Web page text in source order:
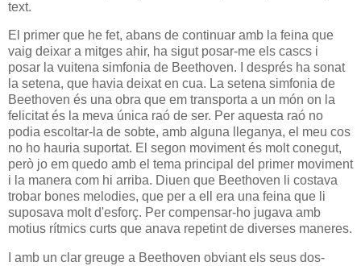
text.
El primer que he fet, abans de continuar amb la feina que
vaig deixar a mitges ahir, ha sigut posar-me els cascs i
posar la vuitena simfonia de Beethoven. I després ha sonat
la setena, que havia deixat en cua. La setena simfonia de
Beethoven és una obra que em transporta a un món on la
felicitat és la meva única raó de ser. Per aquesta raó no
podia escoltar-la de sobte, amb alguna lleganya, el meu cos
no ho hauria suportat. El segon moviment és molt conegut,
però jo em quedo amb el tema principal del primer moviment
i la manera com hi arriba. Diuen que Beethoven li costava
trobar bones melodies, que per a ell era una feina que li
suposava molt d'esforç. Per compensar-ho jugava amb
motius rítmics curts que anava repetint de diverses maneres.
I amb un clar greuge a Beethoven obviant els seus dos-